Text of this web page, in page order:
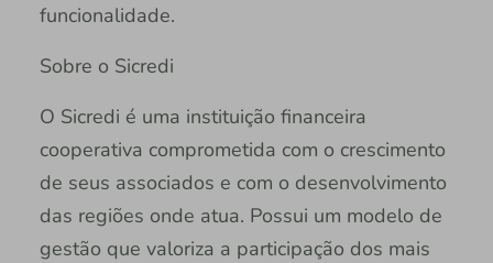
funcionalidade.
Sobre o Sicredi
O Sicredi é uma instituição financeira
cooperativa comprometida com o crescimento
de seus associados e com o desenvolvimento
das regiões onde atua. Possui um modelo de
gestão que valoriza a participação dos mais